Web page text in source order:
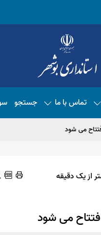
تماس با ما جستجو
می شود
از یک دقیقه
می شود